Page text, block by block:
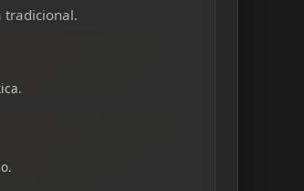
tradicional.